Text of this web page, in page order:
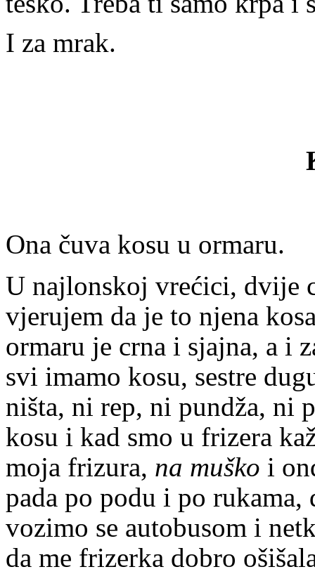
I za mrak.
Ona čuva kosu u ormaru.
U najlonskoj vrećici, dvije
vjerujem da je to njena
ormaru je crna i sjajna, a i
svi imamo kosu, sestre
ništa, ni rep, ni pundža, ni
kosu i kad smo u frizera
moja frizura, na muško i
pada po podu i po
vozimo se autobusom i
da me frizerka dobro